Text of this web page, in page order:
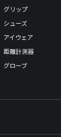
グリップ
シューズ
アイウェア
距離計測器
グローブ